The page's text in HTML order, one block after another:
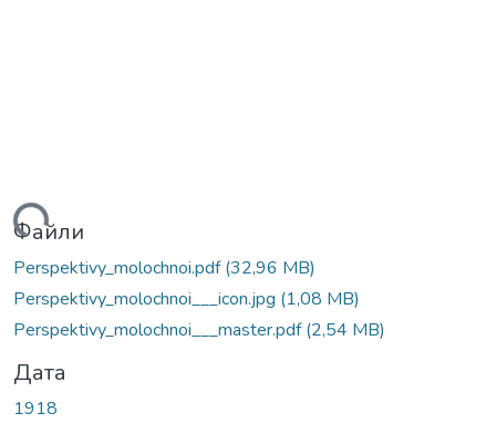
Файли
Perspektivy_molochnoi.pdf(32,96 MB)
Perspektivy_molochnoi___icon.jpg (1,08 MB)
Perspektivy_molochnoi___master.pdf(2,54 MB)
Дата
1918